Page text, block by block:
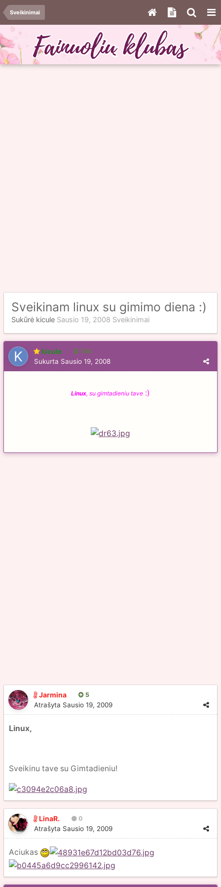
Sveikinimai
Sveikinam linux su gimimo diena :)
Sukūrė kicule Sausio 19, 2008 Sveikinimai
kicule 104
Sukurta Sausio 19, 2008
Linux, su gimtadieniu tave :)
Jarmina 5
Atrašyta Sausio 19, 2009
Linux,
Sveikinu tave su Gimtadieniu!
LinaR. 0
Atrašyta Sausio 19, 2009
Aciukas